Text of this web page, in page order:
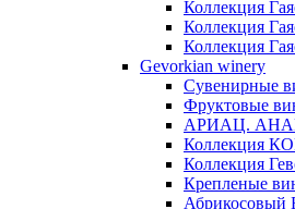
Коллекция
Коллекция
Коллекция
Gevorkian winery
Сувенирные
Фруктовые
АРИАЦ.
Коллекция
Коллекция
Крепленые
Абрикосовый